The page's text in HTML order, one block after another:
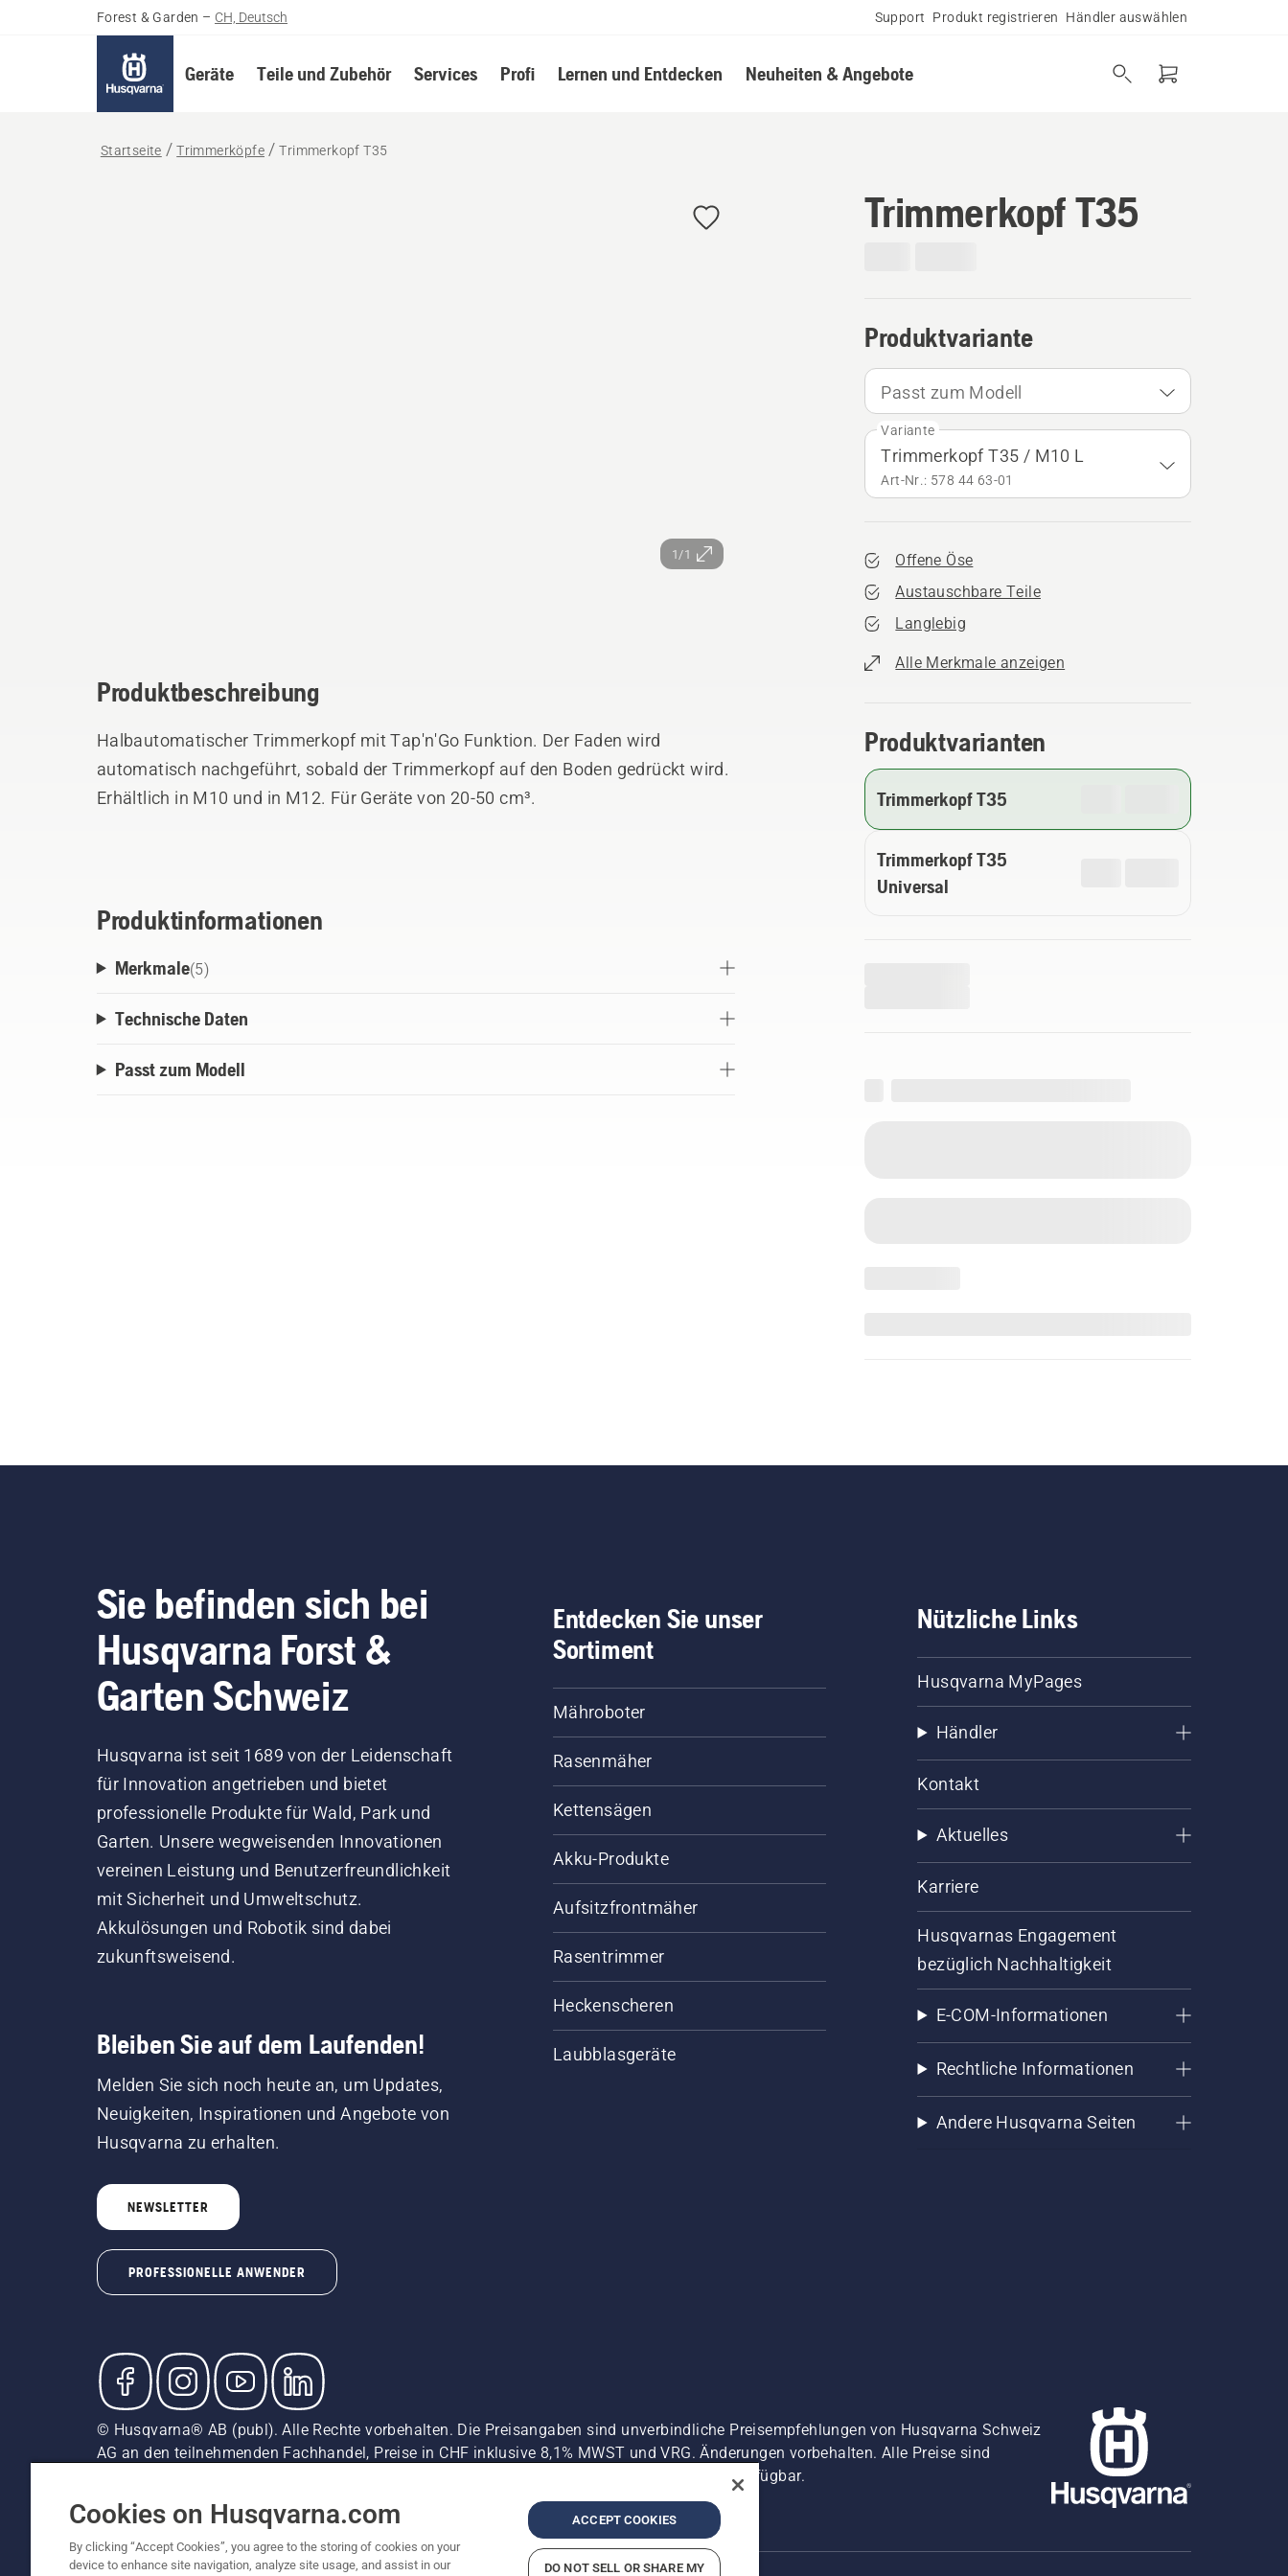
Forest & Garden – CH, Deutsch Support Produkt registrieren Händler auswählen
Geräte Teile und Zubehör Services Profi Lernen und Entdecken Neuheiten & Angebote
Startseite Trimmerköpfe Trimmerkopf T35
1/1
Trimmerkopf T35
Produktvariante
Passt zum Modell
Variante
Trimmerkopf T35 / M10 L
Art-Nr.: 578 44 63‑01
Offene Öse
Austauschbare Teile
Langlebig
Alle Merkmale anzeigen
Produktvarianten
Trimmerkopf T35
Trimmerkopf T35
Universal
Produktbeschreibung
Halbautomatischer Trimmerkopf mit Tap'n'Go Funktion. Der Faden wird
automatisch nachgeführt, sobald der Trimmerkopf auf den Boden gedrückt wird.
Erhältlich in M10 und in M12. Für Geräte von 20-50 cm³.
Produktinformationen
Merkmale(5)
Technische Daten
Passt zum Modell
Sie befinden sich bei
Husqvarna Forst &
Garten Schweiz
Husqvarna ist seit 1689 von der Leidenschaft
für Innovation angetrieben und bietet
professionelle Produkte für Wald, Park und
Garten. Unsere wegweisenden Innovationen
vereinen Leistung und Benutzerfreundlichkeit
mit Sicherheit und Umweltschutz.
Akkulösungen und Robotik sind dabei
zukunftsweisend.
Bleiben Sie auf dem Laufenden!
Melden Sie sich noch heute an, um Updates,
Neuigkeiten, Inspirationen und Angebote von
Husqvarna zu erhalten.
NEWSLETTER
PROFESSIONELLE ANWENDER
Entdecken Sie unser
Sortiment
Mähroboter
Rasenmäher
Kettensägen
Akku-Produkte
Aufsitzfrontmäher
Rasentrimmer
Heckenscheren
Laubblasgeräte
Nützliche Links
Husqvarna MyPages
Händler
Kontakt
Aktuelles
Karriere
Husqvarnas Engagement
bezüglich Nachhaltigkeit
E-COM-Informationen
Rechtliche Informationen
Andere Husqvarna Seiten
© Husqvarna® AB (publ). Alle Rechte vorbehalten. Die Preisangaben sind unverbindliche Preisempfehlungen von Husqvarna Schweiz
AG an den teilnehmenden Fachhandel, Preise in CHF inklusive 8,1% MWST und VRG. Änderungen vorbehalten. Alle Preise sind
unverbindliche Preisempfehlungen (inkl. MwSt), es sei denn sie sind für den direkten Kauf verfügbar.
Cookie-Richtlinie Imprint Vermutete Verstöße melden
Cookies on Husqvarna.com
By clicking “Accept Cookies”, you agree to the storing of cookies on your
device to enhance site navigation, analyze site usage, and assist in our
ACCEPT COOKIES
DO NOT SELL OR SHARE MY